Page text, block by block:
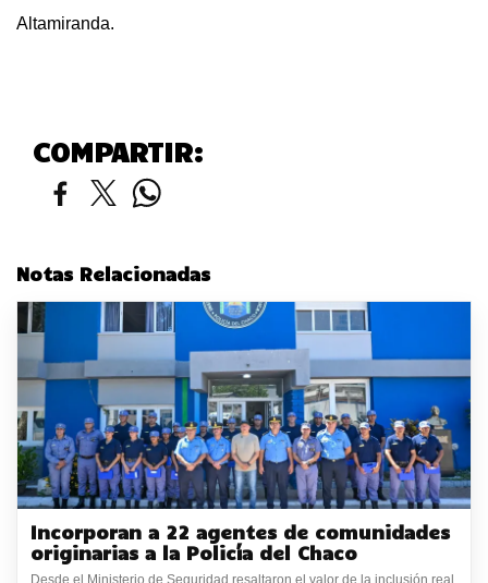
Altamiranda.
COMPARTIR:
Notas Relacionadas
Incorporan a 22 agentes de comunidades
originarias a la Policía del Chaco
Desde el Ministerio de Seguridad resaltaron el valor de la inclusión real